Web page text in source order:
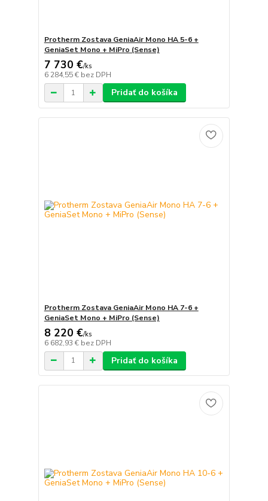
Protherm Zostava GeniaAir Mono HA 5-6 +
GeniaSet Mono + MiPro (Sense)
7 730 €/ks
6 284,55 € bez DPH
Pridať do košíka
Protherm Zostava GeniaAir Mono HA 7-6 +
GeniaSet Mono + MiPro (Sense)
8 220 €/ks
6 682,93 € bez DPH
Pridať do košíka